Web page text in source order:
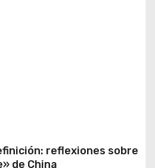
reflexiones sobre
de China